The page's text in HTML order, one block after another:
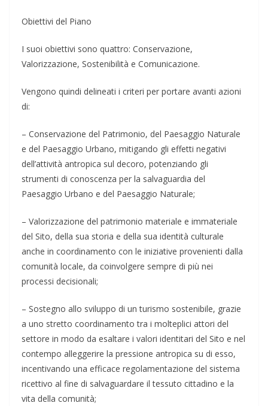
Obiettivi del Piano
I suoi obiettivi sono quattro: Conservazione,
Valorizzazione, Sostenibilità e Comunicazione.
Vengono quindi delineati i criteri per portare avanti azioni
di:
– Conservazione del Patrimonio, del Paesaggio Naturale
e del Paesaggio Urbano, mitigando gli effetti negativi
dell’attività antropica sul decoro, potenziando gli
strumenti di conoscenza per la salvaguardia del
Paesaggio Urbano e del Paesaggio Naturale;
– Valorizzazione del patrimonio materiale e immateriale
del Sito, della sua storia e della sua identità culturale
anche in coordinamento con le iniziative provenienti dalla
comunità locale, da coinvolgere sempre di più nei
processi decisionali;
– Sostegno allo sviluppo di un turismo sostenibile, grazie
a uno stretto coordinamento tra i molteplici attori del
settore in modo da esaltare i valori identitari del Sito e nel
contempo alleggerire la pressione antropica su di esso,
incentivando una efficace regolamentazione del sistema
ricettivo al fine di salvaguardare il tessuto cittadino e la
vita della comunità;